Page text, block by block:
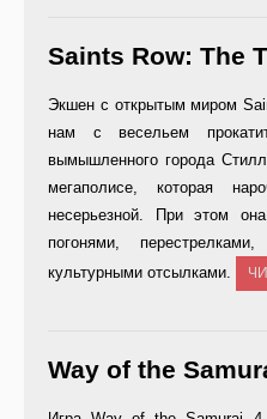
Saints Row: The
Экшен с открытым миром
нам с весельем
вымышленного города
мегаполисе, которая
несерьезной. При этом
погонями,
культурными отсылками.
Way of the